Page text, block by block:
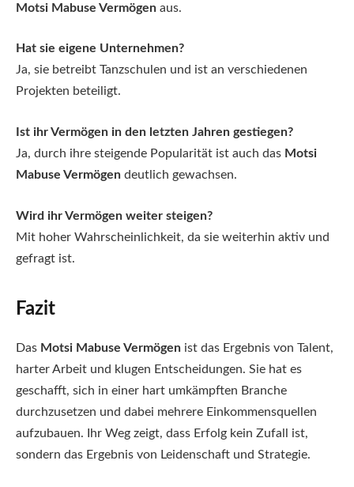
Motsi Mabuse Vermögen aus.
Hat sie eigene Unternehmen?
Ja, sie betreibt Tanzschulen und ist an verschiedenen
Projekten beteiligt.
Ist ihr Vermögen in den letzten Jahren gestiegen?
Ja, durch ihre steigende Popularität ist auch das Motsi
Mabuse Vermögen deutlich gewachsen.
Wird ihr Vermögen weiter steigen?
Mit hoher Wahrscheinlichkeit, da sie weiterhin aktiv und
gefragt ist.
Fazit
Das Motsi Mabuse Vermögen ist das Ergebnis von Talent,
harter Arbeit und klugen Entscheidungen. Sie hat es
geschafft, sich in einer hart umkämpften Branche
durchzusetzen und dabei mehrere Einkommensquellen
aufzubauen. Ihr Weg zeigt, dass Erfolg kein Zufall ist,
sondern das Ergebnis von Leidenschaft und Strategie.